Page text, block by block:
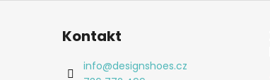
Kontakt
info@designshoes.cz